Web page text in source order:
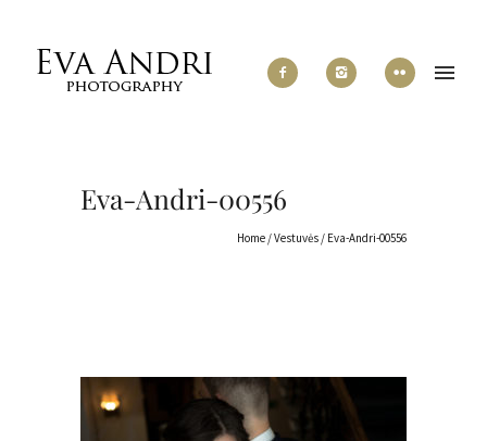
Eva-Andri-00556
Home /Vestuvės / Eva-Andri-00556